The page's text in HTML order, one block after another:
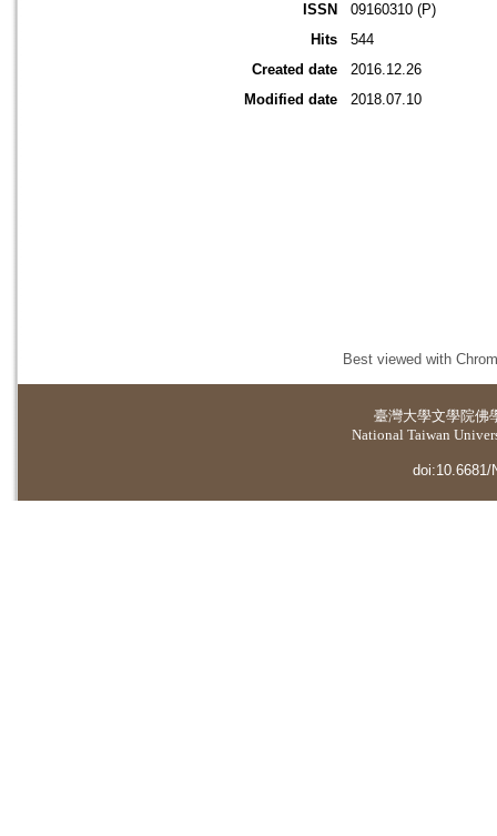
ISSN
09160310 (P)
Hits
544
Created date
2016.12.26
Modified date
2018.07.10
Best viewed with
臺灣大學文學院佛
National Taiwan
doi:10.6681/